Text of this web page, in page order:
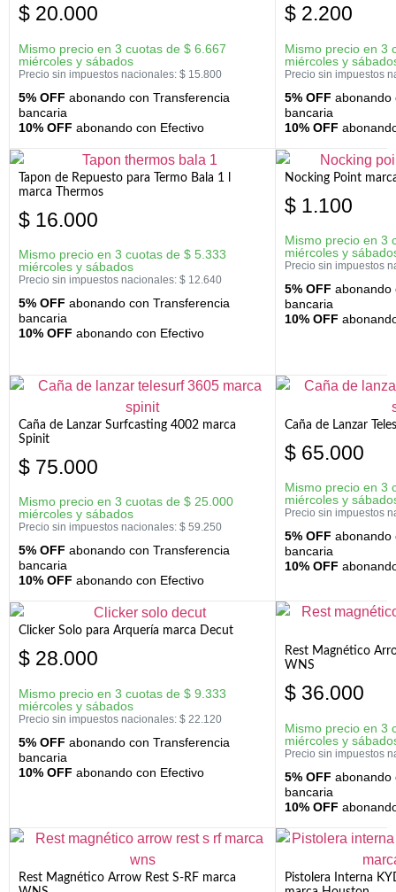
$ 20.000
Mismo precio en 3 cuotas de $ 6.667
miércoles y sábados
Precio sin impuestos nacionales: $ 15.800
5% OFF abonando con Transferencia
bancaria
10% OFF abonando con Efectivo
$ 2.200
Mismo precio en 3
miércoles y
Precio sin impuestos
5% OFF abonando
bancaria
10% OFF
Tapon de Repuesto para Termo Bala 1 l
marca Thermos
$ 16.000
Mismo precio en 3 cuotas de $ 5.333
miércoles y sábados
Precio sin impuestos nacionales: $ 12.640
5% OFF abonando con Transferencia
bancaria
10% OFF abonando con Efectivo
Nocking Point
$ 1.100
Mismo precio en 3
miércoles y
Precio sin impuestos
5% OFF abonando
bancaria
10% OFF
Caña de Lanzar Surfcasting 4002 marca
Spinit
$ 75.000
Mismo precio en 3 cuotas de $ 25.000
miércoles y sábados
Precio sin impuestos nacionales: $ 59.250
5% OFF abonando con Transferencia
bancaria
10% OFF abonando con Efectivo
Caña de Lanzar
$ 65.000
Mismo precio en 3
miércoles y
Precio sin impuestos
5% OFF abonando
bancaria
10% OFF
Clicker Solo para Arquería marca Decut
$ 28.000
Mismo precio en 3 cuotas de $ 9.333
miércoles y sábados
Precio sin impuestos nacionales: $ 22.120
5% OFF abonando con Transferencia
bancaria
10% OFF abonando con Efectivo
Rest Magnético
WNS
$ 36.000
Mismo precio en 3
miércoles y
Precio sin impuestos
5% OFF abonando
bancaria
10% OFF
Rest Magnético Arrow Rest S-RF marca
Pistolera Interna